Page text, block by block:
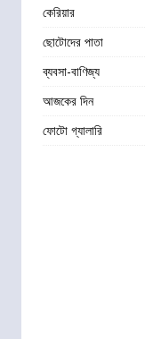
কেরিয়ার
ছোটোদের পাতা
ব্যবসা-বাণিজ্য
আজকের দিন
ফোটো গ্যালারি